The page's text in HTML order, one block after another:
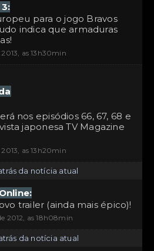
para o jogo Bravos
indica que armaduras
as 13h30min
nos episódios 66, 67, 68 e
japonesa TV Magazine
as 13h20min
da notícia atual
trailer (ainda mais épico)!
2012, as 18h08min
da notícia atual